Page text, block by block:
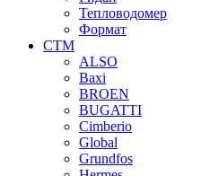
Тепловодомер
Формат
СТМ
ALSO
Baxi
BROEN
BUGATTI
Cimberio
Global
Grundfos